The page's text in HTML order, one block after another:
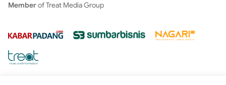
Memberof Treat Media Group